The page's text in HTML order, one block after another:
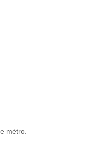
métro.